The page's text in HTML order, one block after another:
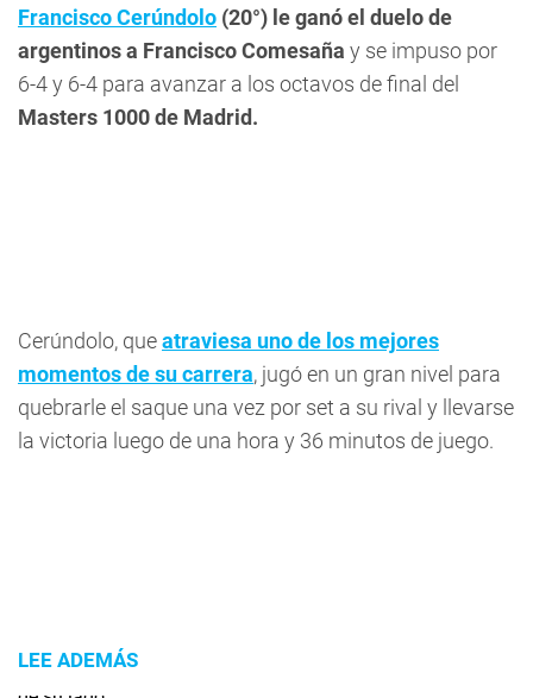
Francisco Cerúndolo (20°) le ganó el duelo de
argentinos a Francisco Comesaña y se impuso por
6-4 y 6-4 para avanzar a los octavos de final del
Masters 1000 de Madrid.
Cerúndolo, queatraviesa uno de los mejores
momentos de su carrera, jugó en un gran nivel para
quebrarle el saque una vez por set a su rival y llevarse
la victoria luego de una hora y 36 minutos de juego.
LEE ADEMÁS